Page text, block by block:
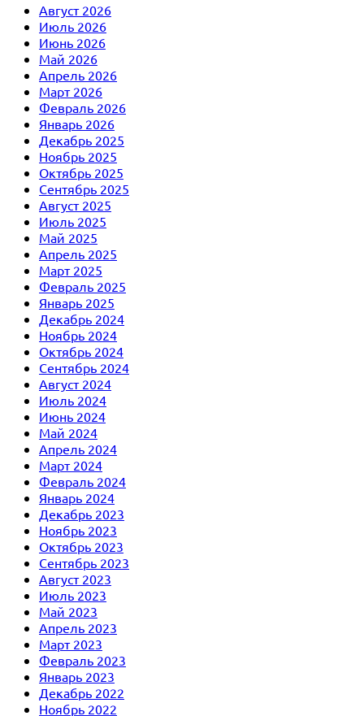
Август 2026
Июль 2026
Июнь 2026
Май 2026
Апрель 2026
Март 2026
Февраль 2026
Январь 2026
Декабрь 2025
Ноябрь 2025
Октябрь 2025
Сентябрь 2025
Август 2025
Июль 2025
Май 2025
Апрель 2025
Март 2025
Февраль 2025
Январь 2025
Декабрь 2024
Ноябрь 2024
Октябрь 2024
Сентябрь 2024
Август 2024
Июль 2024
Июнь 2024
Май 2024
Апрель 2024
Март 2024
Февраль 2024
Январь 2024
Декабрь 2023
Ноябрь 2023
Октябрь 2023
Сентябрь 2023
Август 2023
Июль 2023
Май 2023
Апрель 2023
Март 2023
Февраль 2023
Январь 2023
Декабрь 2022
Ноябрь 2022